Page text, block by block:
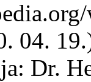
04.
Dr.